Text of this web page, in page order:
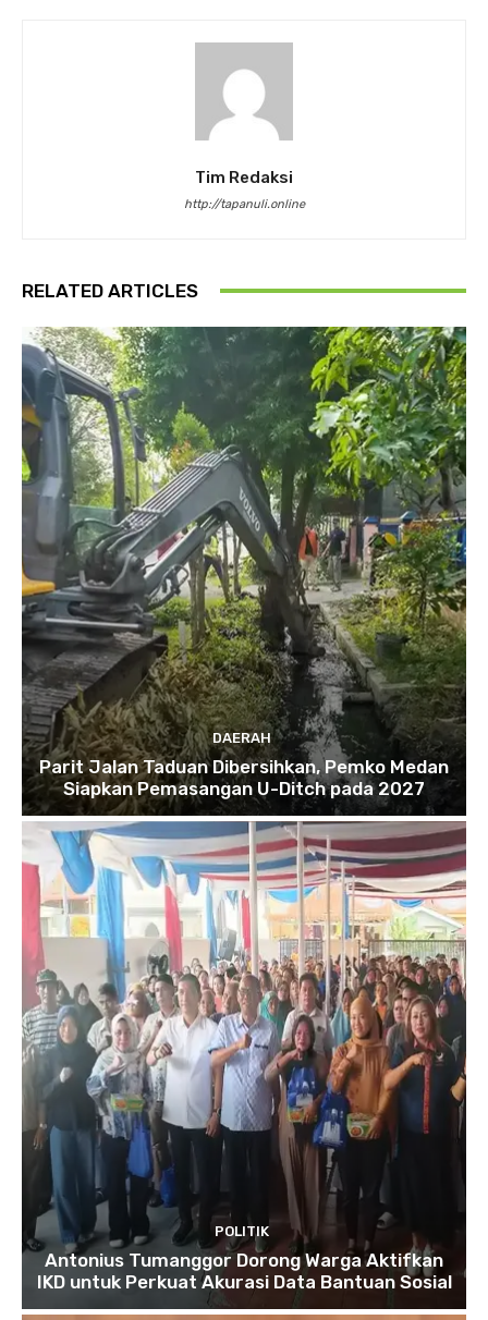
Tim Redaksi
http://tapanuli.online
RELATED ARTICLES
DAERAH
Parit Jalan Taduan Dibersihkan, Pemko Medan
Siapkan Pemasangan U-Ditch pada 2027
POLITIK
Antonius Tumanggor Dorong Warga Aktifkan
IKD untuk Perkuat Akurasi Data Bantuan Sosial